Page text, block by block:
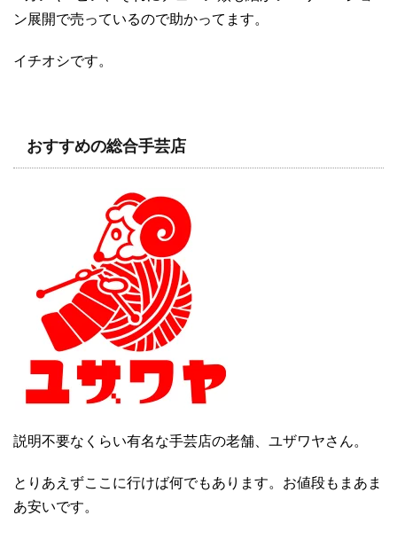
ン展開で売っているので助かってます。
イチオシです。
おすすめの総合手芸店
説明不要なくらい有名な手芸店の老舗、ユザワヤさん。
とりあえずここに行けば何でもあります。お値段もまあま
あ安いです。